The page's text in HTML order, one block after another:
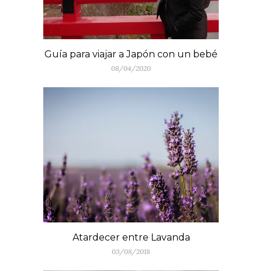
Guía para viajar a Japón con un bebé
08/04/2020
Atardecer entre Lavanda
03/08/2018